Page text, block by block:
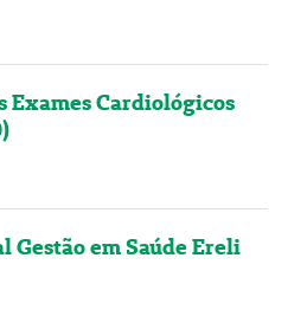
Exames Cardiológicos
Gestão em Saúde Ereli